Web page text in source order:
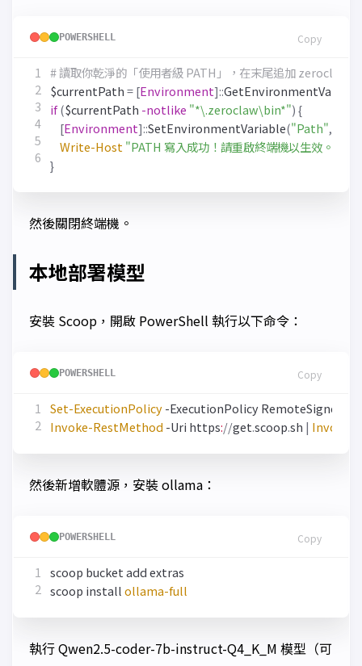
POWERSHELL Copy
4
# 讀取你乾淨的「使用者級 PATH」，在末尾追加 zeroclaw
$currentPath =[Environment]::
if($currentPath -notlike "*\.zeroclaw\bin*") {
[Environment]::SetEnvironmentVariable("Path",
Write-Host "PATH 寫入成功！請重啟終端機以生效。"
}
然後關閉終端機。
本地部署模型
安裝 Scoop，開啟 PowerShell 執行以下命令：
POWERSHELL Copy
Set-ExecutionPolicy-ExecutionPolicyRemoteSigned
Invoke-RestMethod -Uri https://get.scoop.sh | Invoke-
然後新增軟體源，安裝 ollama：
POWERSHELL Copy
scoop bucket add extras
scoop install ollama-full
執行 Qwen2.5-coder-7b-instruct-Q4_K_M 模型（可